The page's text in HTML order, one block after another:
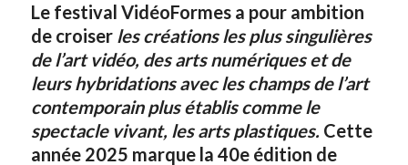
Le festival VidéoFormes a pour ambition
de croiser les créations les plus singulières
de l’art vidéo, des arts numériques et de
leurs hybridations avec les champs de l’art
contemporain plus établis comme le
spectacle vivant, les arts plastiques. Cette
année 2025 marque la 40e édition de